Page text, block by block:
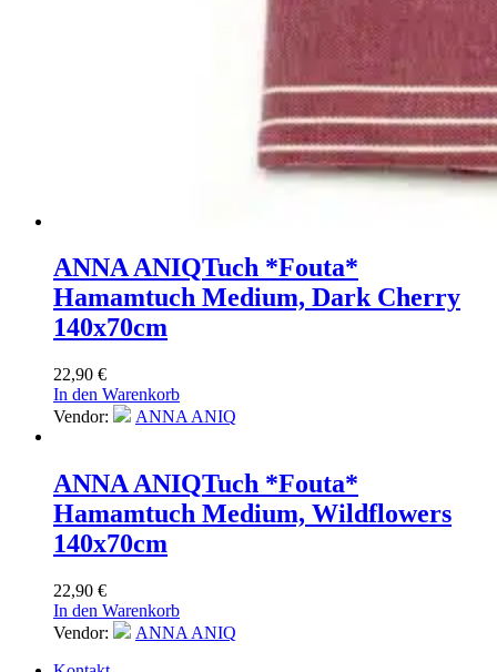
ANNA ANIQTuch *Fouta*
Hamamtuch Medium, Dark Cherry
140x70cm
22,90 €
In den Warenkorb
Vendor:
ANNA ANIQ
ANNA ANIQTuch *Fouta*
Hamamtuch Medium, Wildflowers
140x70cm
22,90 €
In den Warenkorb
Vendor:
ANNA ANIQ